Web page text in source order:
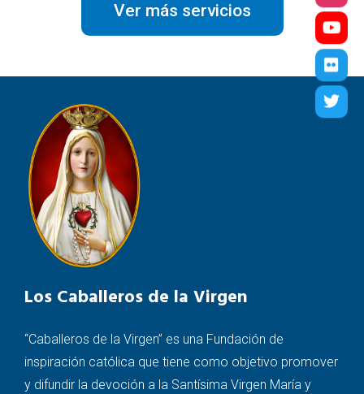
Ver más servicios
Los Caballeros de la Virgen
“Caballeros de la Virgen” es una Fundación de
inspiración católica que tiene como objetivo promover
y difundir la devoción a la Santísima Virgen María y